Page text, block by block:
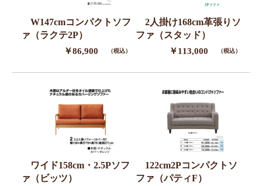
W147cmコンパクトソフ
ァ（ラクテ2P）
￥86,900 （税込）
2人掛け168cm革張りソ
ファ（スタッド）
￥113,000 （税込）
ワイド158cm・2.5Pソフ
ァ（ビッツ）
122cm2Pコンパクトソ
ファ（パティF）